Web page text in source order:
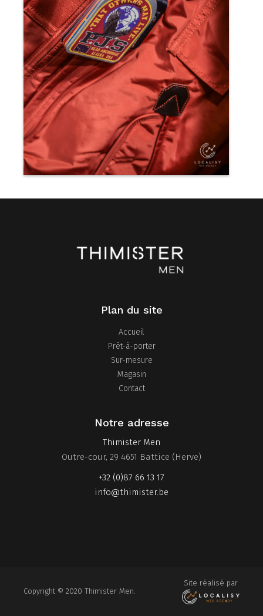
Plan du site
Accueil
Prêt-à-porter
Sur-mesure
Magasin
Contact
Notre adresse
Thimister Men
Outre-cour, 29 4651 Battice (Herve)
+32 (0)87 66 13 17
info@thimister.be
Copyright © 2020 Thimister Men.
Site réalisé par